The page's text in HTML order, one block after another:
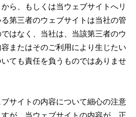
ら、もしくは当ウェブサイトへリ
第三者のウェブサイトは当社の管
はなく、当社は、当該第三者のウ
またはそのご利用により生じたい
ても責任を負うものではありませ
サイトの内容について細心の注意